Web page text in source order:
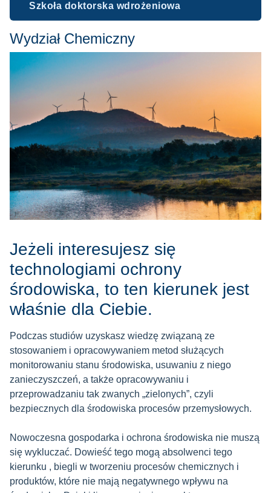
Szkoła doktorska wdrożeniowa
Wydział Chemiczny
Jeżeli interesujesz się
technologiami ochrony
środowiska, to ten kierunek jest
właśnie dla Ciebie.
Podczas studiów uzyskasz wiedzę związaną ze
stosowaniem i opracowywaniem metod służących
monitorowaniu stanu środowiska, usuwaniu z niego
zanieczyszczeń, a także opracowywaniu i
przeprowadzaniu tak zwanych „zielonych”, czyli
bezpiecznych dla środowiska procesów przemysłowych.
Nowoczesna gospodarka i ochrona środowiska nie muszą
się wykluczać. Dowieść tego mogą absolwenci tego
kierunku , biegli w tworzeniu procesów chemicznych i
produktów, które nie mają negatywnego wpływu na